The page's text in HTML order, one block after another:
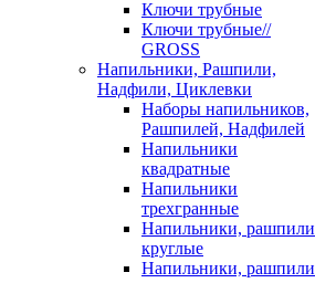
Ключи трубные
Ключи трубные//
GROSS
Напильники, Рашпили,
Надфили, Циклевки
Наборы напильников,
Рашпилей, Надфилей
Напильники
квадратные
Напильники
трехгранные
Напильники, рашпили
круглые
Напильники, рашпили